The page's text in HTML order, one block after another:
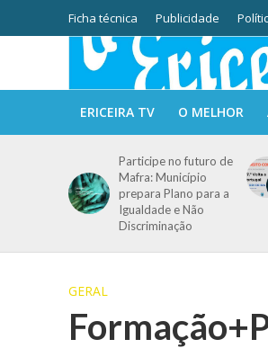
Ficha técnica Publicidade
ERICEIRA TV O MELHOR
Participe no futuro de
Mafra: Município
prepara Plano para a
Igualdade e Não
Discriminação
GERAL